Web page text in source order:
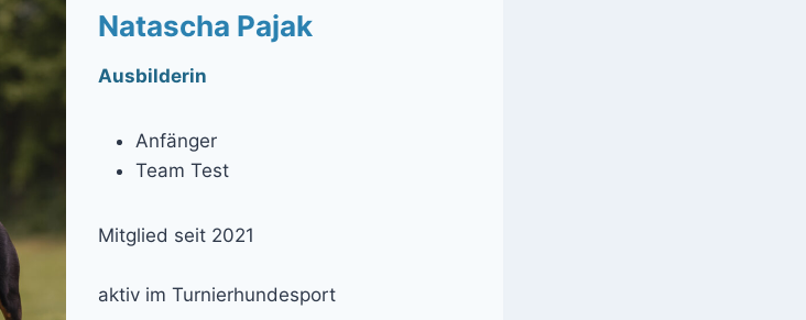
Natascha Pajak
Ausbilderin
Anfänger
Team Test
Mitglied seit 2021
aktiv im Turnierhundesport